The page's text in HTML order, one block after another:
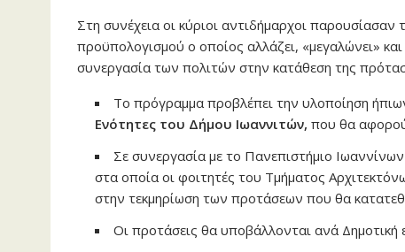
Στη συνέχεια οι κύριοι αντιδήμαρχοι
προϋπολογισμού ο οποίος αλλάζει, «μεγαλώνει»
συνεργασία των πολιτών στην κατάθεση της
Το πρόγραμμα προβλέπει την υλοποίηση
Ενότητες του Δήμου Ιωαννιτών, που θα
Σε συνεργασία με το Πανεπιστήμιο
στα οποία οι φοιτητές του Τμήματος
στην τεκμηρίωση των προτάσεων που θα
Οι προτάσεις θα υποβάλλονται ανά Δημοτική